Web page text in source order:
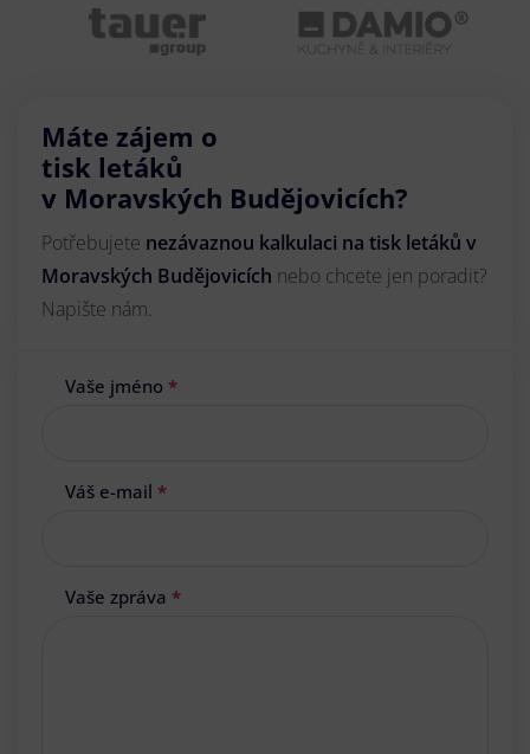
Máte zájem o
tisk letáků
v Moravských Budějovicích?
Potřebujete nezávaznou kalkulaci na tisk letáků v
Moravských Budějovicích nebo chcete jen poradit?
Napište nám.
Vaše jméno *
Váš e-mail *
Vaše zpráva *